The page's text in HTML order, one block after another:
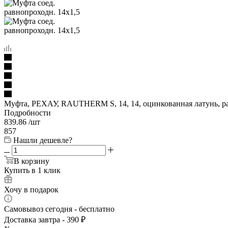
Муфта, РЕХАУ, RAUTHERM S, 14, 14, оцинкованная латунь,
Подробности
839.86 /шт
857
Нашли дешевле?
В корзину
Купить в 1 клик
Хочу в подарок
Самовывоз сегодня - бесплатно
Доставка завтра - 390 ₽